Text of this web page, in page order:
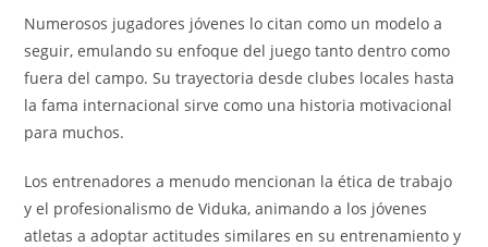
Numerosos jugadores jóvenes lo citan como un modelo a
seguir, emulando su enfoque del juego tanto dentro como
fuera del campo. Su trayectoria desde clubes locales hasta
la fama internacional sirve como una historia motivacional
para muchos.
Los entrenadores a menudo mencionan la ética de trabajo
y el profesionalismo de Viduka, animando a los jóvenes
atletas a adoptar actitudes similares en su entrenamiento y